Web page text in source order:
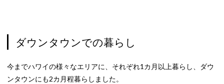
ダウンタウンでの暮らし
今までハワイの様々なエリアに、それぞれ1カ月以上暮らし、ダウ
ンタウンにも2カ月程暮らしました。